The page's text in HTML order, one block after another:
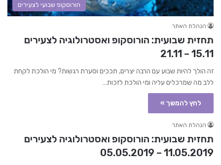
הורוסקופ שבועי לצעירים
הנהלת האתר
תחזית שבועית: הורוסקופ ואסטרולוגיה לצעירים
15.11 – 21.11
זה הולך להיות שבוע עם הרבה יצרים, תככים וסערת רגשות? מי הולכת לקחת
ללב מה שמרכלים עליה ומי הולכת לזכות…
לחץ להמשך »
הנהלת האתר
תחזית שבועית: הורוסקופ ואסטרולוגיה לצעירים
11.05.2019 – 05.05.2019